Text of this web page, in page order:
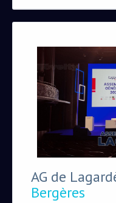
AG de
Bergères